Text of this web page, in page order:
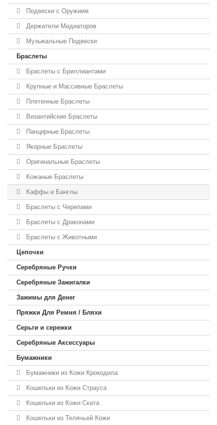
Подвески с Оружием
Держатели Медиаторов
Музыкальные Подвески
Браслеты
Браслеты с Бриллиантами
Крупные и Массивные Браслеты
Плетенные Браслеты
Византийские Браслеты
Панцирные Браслеты
Якорные Браслеты
Оригинальные Браслеты
Кожаные Браслеты
Каффы и Банглы
Браслеты с Черепами
Браслеты с Драконами
Браслеты с Животными
Цепочки
Серебряные Ручки
Серебряные Зажигалки
Зажимы для Денег
Пряжки Для Ремня / Бляхи
Серьги и сережки
Серебряные Аксессуары
Бумажники
Бумажники из Кожи Крокодила
Кошельки из Кожи Страуса
Кошельки из Кожи Ската
Кошельки из Телячьей Кожи